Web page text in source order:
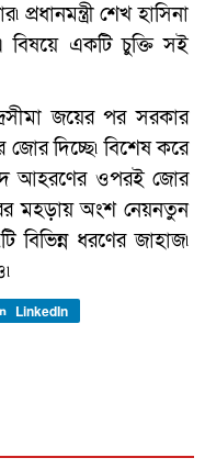
শেখ হাসিনা
বিষয়ে একটি চুক্তি সই
জয়ের পর সরকার
দিচ্ছে৷ বিশেষ করে
আহরণের ওপরই জোর
মহড়ায় অংশ নেয়নতুন
বিভিন্ন ধরণের জাহাজ৷
LinkedIn